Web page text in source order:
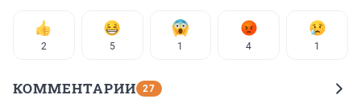
2 5 1 4 1
КОММЕНТАРИИ 27